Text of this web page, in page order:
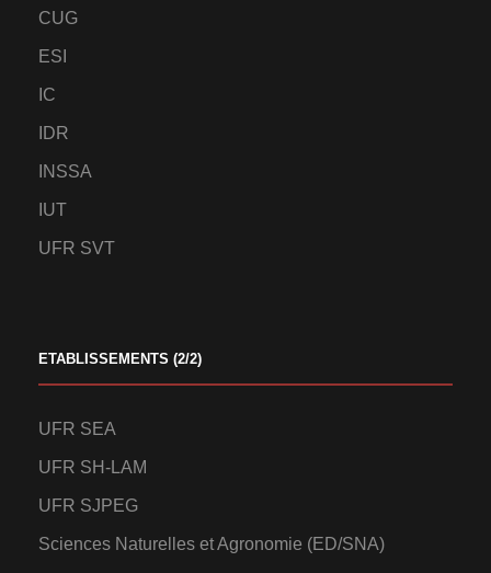
CUG
ESI
IC
IDR
INSSA
IUT
UFR SVT
ETABLISSEMENTS (2/2)
UFR SEA
UFR SH-LAM
UFR SJPEG
Sciences Naturelles et Agronomie (ED/SNA)